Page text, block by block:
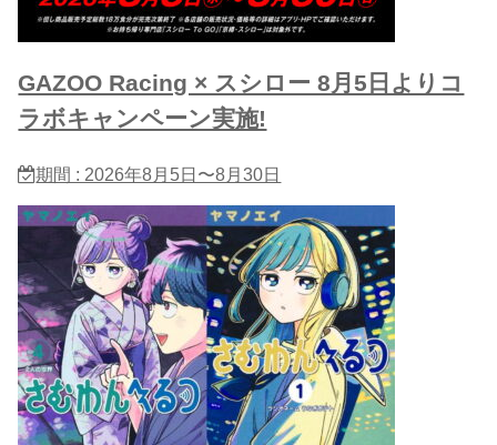
GAZOO Racing × スシロー 8月5日よりコ
ラボキャンペーン実施!
期間 : 2026年8月5日〜8月30日